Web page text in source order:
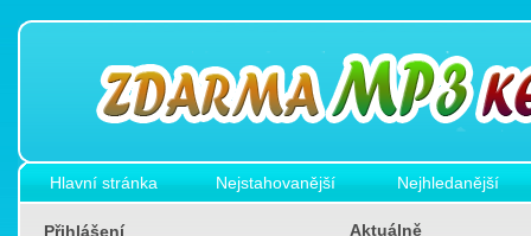
Hlavní stránka Nejstahovanější Nejhledanější
Přihlášení Aktuálně